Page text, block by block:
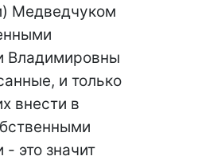
Медведчуком
Владимировны
и только
внести в
это значит